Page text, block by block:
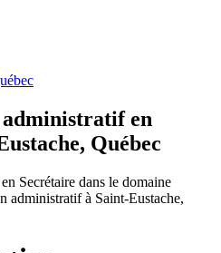
administratif en
Québec
Secrétaire dans le domaine
administratif à Saint-Eustache,